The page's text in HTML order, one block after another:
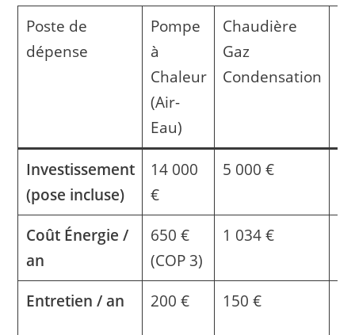
Poste de
dépense
Pompe
à
Chaleur
(Air-
Eau)
Chaudière
Gaz
Condensation
Investissement
(pose incluse)
14 000
€
5 000 €
Coût Énergie /
an
650 €
(COP 3)
1 034 €
Entretien / an 200 € 150 €